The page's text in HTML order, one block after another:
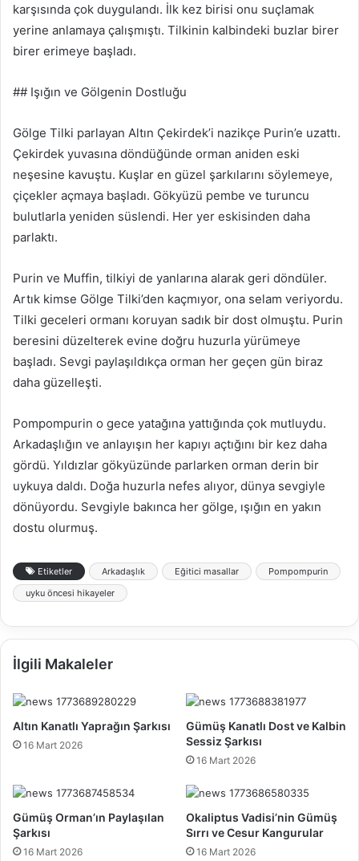
karşısında çok duygulandı. İlk kez birisi onu suçlamak
yerine anlamaya çalışmıştı. Tilkinin kalbindeki buzlar birer
birer erimeye başladı.
## Işığın ve Gölgenin Dostluğu
Gölge Tilki parlayan Altın Çekirdek’i nazikçe Purin’e uzattı.
Çekirdek yuvasına döndüğünde orman aniden eski
neşesine kavuştu. Kuşlar en güzel şarkılarını söylemeye,
çiçekler açmaya başladı. Gökyüzü pembe ve turuncu
bulutlarla yeniden süslendi. Her yer eskisinden daha
parlaktı.
Purin ve Muffin, tilkiyi de yanlarına alarak geri döndüler.
Artık kimse Gölge Tilki’den kaçmıyor, ona selam veriyordu.
Tilki geceleri ormanı koruyan sadık bir dost olmuştu. Purin
beresini düzelterek evine doğru huzurla yürümeye
başladı. Sevgi paylaşıldıkça orman her geçen gün biraz
daha güzelleşti.
Pompompurin o gece yatağına yattığında çok mutluydu.
Arkadaşlığın ve anlayışın her kapıyı açtığını bir kez daha
gördü. Yıldızlar gökyüzünde parlarken orman derin bir
uykuya daldı. Doğa huzurla nefes alıyor, dünya sevgiyle
dönüyordu. Sevgiyle bakınca her gölge, ışığın en yakın
dostu olurmuş.
Etiketler Arkadaşlık Eğitici masallar
Pompompurin
uyku öncesi hikayeler
İlgili Makaleler
Altın Kanatlı Yaprağın Şarkısı
16 Mart 2026
Gümüş Kanatlı Dost ve Kalbin
Sessiz Şarkısı
16 Mart 2026
Gümüş Orman’ın Paylaşılan
Şarkısı
16 Mart 2026
Okaliptus Vadisi’nin Gümüş
Sırrı ve Cesur Kangurular
16 Mart 2026